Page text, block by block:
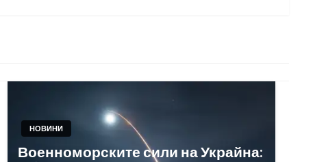
НОВИНИ
Военноморските сили на Украйна: